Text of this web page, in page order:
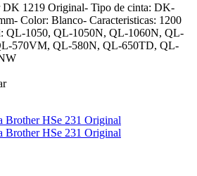
DK 1219 Original- Tipo de cinta: DK-
Color: Blanco- Caracteristicas: 1200
QL-1050, QL-1050N, QL-1060N, QL-
570VM, QL-580N, QL-650TD, QL-